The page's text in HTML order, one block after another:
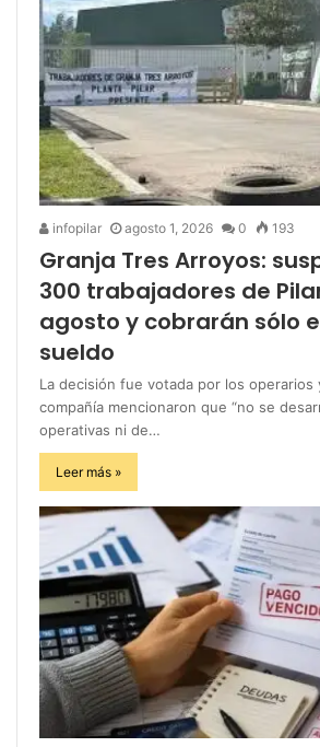
infopilar agosto 1, 2026 0 193
Granja Tres Arroyos:
300 trabajadores de
agosto y cobrarán sólo
sueldo
La decisión fue votada por los operarios
compañía mencionaron que “no se
operativas ni de…
Leer más »